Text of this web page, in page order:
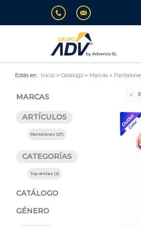
Estás en : Inicio Catálogo Marcas
MARCAS
ARTÍCULOS
Pantalones (27)
CATEGORÍAS
Top ventas (2)
CATÁLOGO
GÉNERO